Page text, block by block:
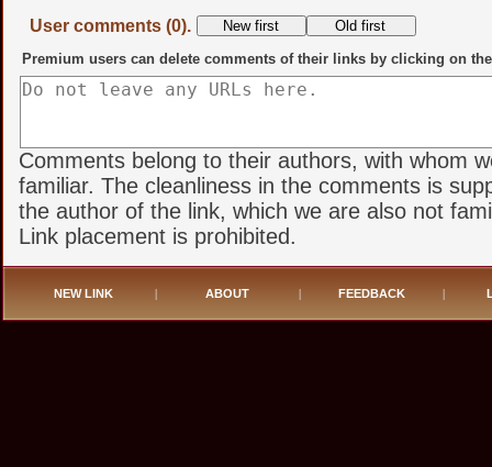
User comments (0).
Premium users can delete comments of their links by clicking on
Comments belong to their authors, with whom
familiar. The cleanliness in the comments is
the author of the link, which we are also not
Link placement is prohibited.
NEW LINK ABOUT FEEDBACK